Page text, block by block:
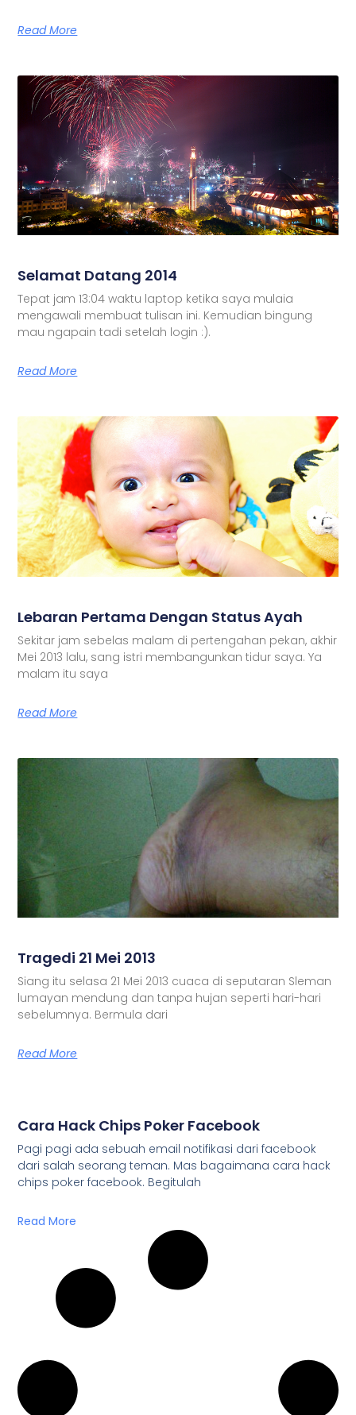
Read More
Selamat Datang 2014
Tepat jam 13:04 waktu laptop ketika saya mulaia
mengawali membuat tulisan ini. Kemudian bingung
mau ngapain tadi setelah login :).
Read More
Lebaran Pertama Dengan Status Ayah
Sekitar jam sebelas malam di pertengahan pekan, akhir
Mei 2013 lalu, sang istri membangunkan tidur saya. Ya
malam itu saya
Read More
Tragedi 21 Mei 2013
Siang itu selasa 21 Mei 2013 cuaca di seputaran Sleman
lumayan mendung dan tanpa hujan seperti hari-hari
sebelumnya. Bermula dari
Read More
Cara Hack Chips Poker Facebook
Pagi pagi ada sebuah email notifikasi dari facebook
dari salah seorang teman. Mas bagaimana cara hack
chips poker facebook. Begitulah
Read More